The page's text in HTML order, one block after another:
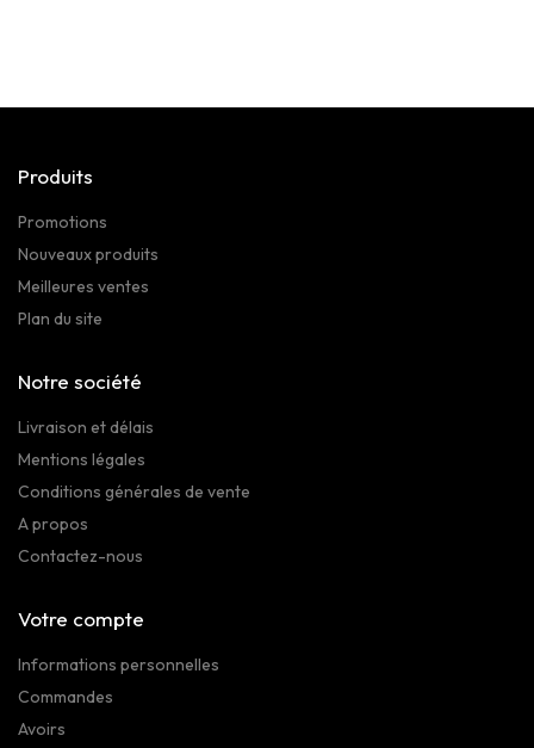
Produits
Promotions
Nouveaux produits
Meilleures ventes
Plan du site
Notre société
Livraison et délais
Mentions légales
Conditions générales de vente
A propos
Contactez-nous
Votre compte
Informations personnelles
Commandes
Avoirs